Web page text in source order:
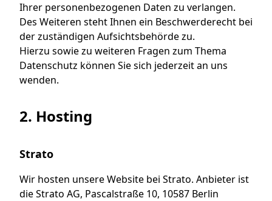
Ihrer personenbezogenen Daten zu verlangen.
Des Weiteren steht Ihnen ein Beschwerderecht bei
der zuständigen Aufsichtsbehörde zu.
Hierzu sowie zu weiteren Fragen zum Thema
Datenschutz können Sie sich jederzeit an uns
wenden.
2. Hosting
Strato
Wir hosten unsere Website bei Strato. Anbieter ist
die Strato AG, Pascalstraße 10, 10587 Berlin